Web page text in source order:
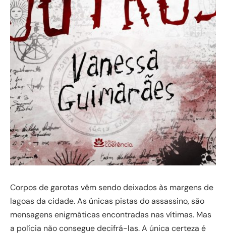
Corpos de garotas vêm sendo deixados às margens de
lagoas da cidade. As únicas pistas do assassino, são
mensagens enigmáticas encontradas nas vítimas. Mas
a polícia não consegue decifrá-las. A única certeza é